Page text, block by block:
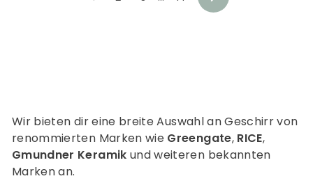
0 V
o
Wir bieten dir eine breite Auswahl an Geschirr von
renommierten Marken wie Greengate, RICE,
Gmundner Keramik und weiteren bekannten
Marken an.